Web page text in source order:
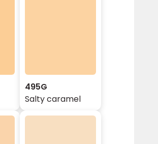
495G
Salty caramel